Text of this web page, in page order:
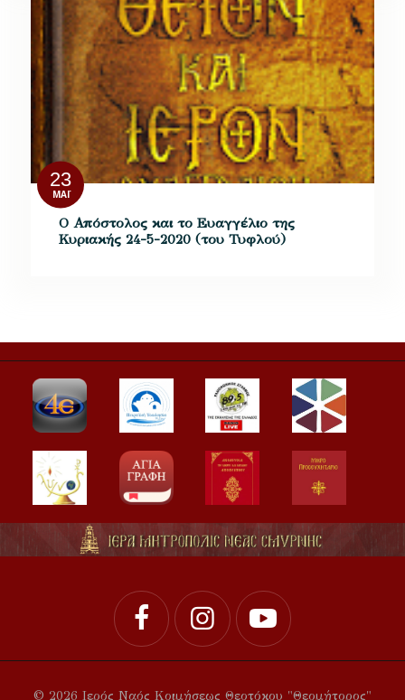
23
ΜΆΙ
Ο Απόστολος και το Ευαγγέλιο της
Κυριακής 24-5-2020 (του Τυφλού)
© 2026 Ιερός Ναός Κοιμήσεως Θεοτόκου "Θεομήτορος"